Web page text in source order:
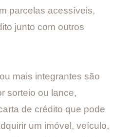
parcelas acessíveis,
junto com outros
mais integrantes são
sorteio ou lance,
de crédito que pode
um imóvel, veículo,